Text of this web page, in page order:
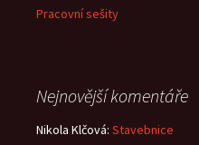
Pracovní sešity
Nejnovější komentáře
Nikola Klčová: Stavebnice